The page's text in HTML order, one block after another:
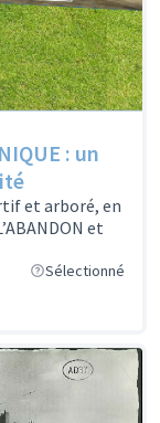
: un
et arboré, en
et
Sélectionné